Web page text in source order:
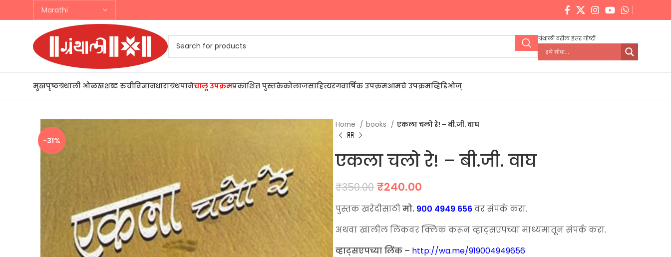
ग्रंथाली वरील इतर गोष्टी
मुखपृष्ठग्रंथाली ओळखशब्द रुचीविज्ञानधाराग्रंथपानेचालू उपक्रमप्रकाशित पुस्तकेकोलाजसाहित्यरंगवार्षिक उपक्रमआमचे उपक्रमव्हिडिओज्
-31%
Home books एकला चलो रे! – बी.जी. वाघ
एकला चलो रे! – बी.जी. वाघ
₹350.00 Original
was:
₹350.00.
₹240.00
is:
₹240.00.
पुस्तक खरेदीसाठीमो. 900 4949 656वर संपर्क करा.
अथवा खालील लिंकवर क्लिक करून व्हाट्सएपच्या माध्यमातून संपर्क करा.
व्हाट्सएपच्या लिंक – http://wa.me/919004949656